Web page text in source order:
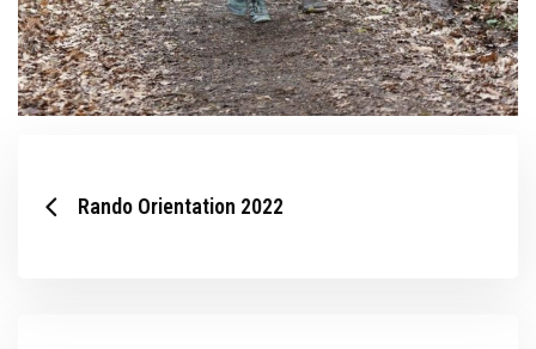
Rando Orientation 2022